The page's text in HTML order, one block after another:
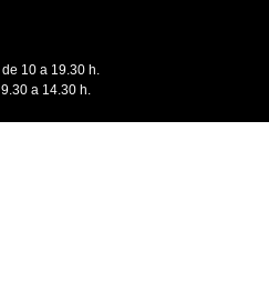
10 a 19.30 h.
a 14.30 h.